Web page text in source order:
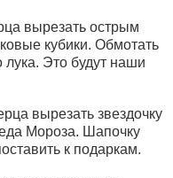
вырезать острым
кубики. Обмотать
Это будут наши
вырезать звездочку
Мороза. Шапочку
к подаркам.